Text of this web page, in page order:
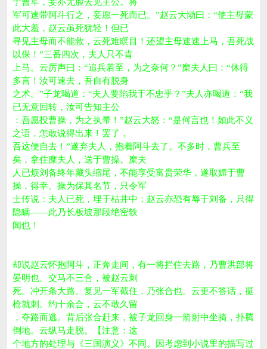
军可速带阿斗行之，妾愿一死而已。”赵云大恸曰：“使主母蒙
此大羞，赵云虽死犹轻！但已
寻见主母而不能救，云死难瞑目！还望主母速速上马，吾死战
以保！”三番四次，夫人只不肯
上马。云厉声曰：“追兵若至，为之奈何？”糜夫人曰：“休得
多言！汝可速去，吾自有脱身
之术。”子龙喝道：“夫人要陷我于不忠乎？”夫人亦喝道：“我
已无意回转，汝可告知主公
：吾愿投曹操，为之执帚！”赵云大怒：“是何言也！如此不义
之语，怎敢说得出来！罢了，
吾这便自去！”遂弃夫人，抱着阿斗去了。不多时，曹兵至
矣，拿住糜夫人，送于曹操。糜夫
人已烦刘备终年藏头缩尾，不能享受富贵荣华，遂取媚于曹
操，得幸。操为保其名节，只令军
士传说：夫人已死，埋于枯井中；赵云亦恐有辱于刘备，只得
隐瞒——此乃长板坡那段绝密轶
闻也！
却说赵云怀抱阿斗，正奔走间，有一将拦住去路，乃曹洪部将
晏明也。交马不三合，被赵云刺
死。冲开条大路。复见一军截住，乃张合也。云更不答话，挺
枪就刺。约十余合，云不敢久留
，夺路而逃。背后张合赶来，被子龙回身一箭射中坐骑，扑腾
倒地。云纵马走脱。【注意：这
个地方的处理与《三国演义》不同。因考虑到小说里的描写过